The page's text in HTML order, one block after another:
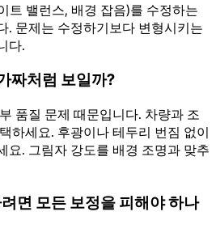
트 밸런스, 배경 잡음)를 수정하는
. 문제는 수정하기보다 변형시키는
다.
짜처럼 보일까?
품질 문제 때문입니다. 차량과 조
하세요. 후광이나 테두리 번짐 없이
요. 그림자 강도를 배경 조명과 맞추
면 모든 보정을 피해야 하나